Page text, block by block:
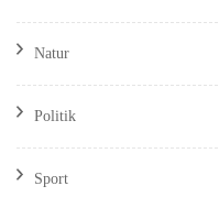
Natur
Politik
Sport